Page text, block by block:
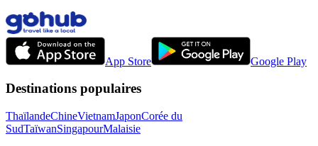
App Store Google Play
Destinations populaires
ThaïlandeChineVietnamJaponCorée du
SudTaïwanSingapourMalaisie